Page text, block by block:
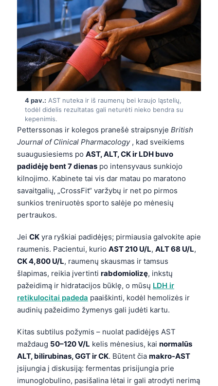
4 pav.: AST nuteka ir iš raumenų bei kraujo ląstelių,
todėl didelis rezultatas gali neturėti nieko bendra su
kepenimis.
Petterssonas ir kolegos pranešė straipsnyje British
Journal of Clinical Pharmacology, kad sveikiems
suaugusiesiems po AST, ALT, CK ir LDH buvo
padidėję bent 7 dienas po intensyvaus sunkiojo
kilnojimo. Kabinete tai vis dar matau po maratono
savaitgalių, „CrossFit“ varžybų ir net po pirmos
sunkios treniruotės sporto salėje po mėnesių
pertraukos.
Jei CK yra ryškiai padidėjęs; pirmiausia galvokite apie
raumenis. Pacientui, kurio AST 210 U/L, ALT 68 U/L,
CK 4,800 U/L, raumenų skausmas ir tamsus
šlapimas, reikia įvertinti rabdomiolizę, inkstų
pažeidimą ir hidratacijos būklę, o mūsų LDH ir
retikulocitai padeda paaiškinti, kodėl hemolizės ir
audinių pažeidimo žymenys gali judėti kartu.
Kitas subtilus požymis – nuolat padidėjęs AST
maždaug 50–120 V/L kelis mėnesius, kai normalūs
ALT, bilirubinas, GGT ir CK. Būtent čia makro-AST
įsijungia į diskusiją: fermentas prisijungia prie
imunoglobulino, pasišalina lėtai ir gali atrodyti nerimą